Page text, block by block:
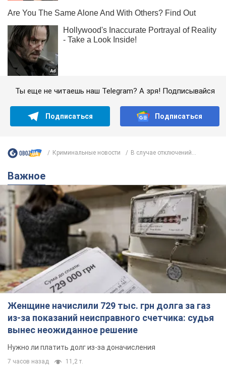
Ты еще не читаешь наш Telegram? А зря! Подписывайся
Подписаться Подписаться
Криминальные новости В случае отключений...
Важное
Женщине начислили 729 тыс. грн долга за газ
из-за показаний неисправного счетчика: судья
вынес неожиданное решение
Нужно ли платить долг из-за доначисления
7 часов назад 11,2 т.